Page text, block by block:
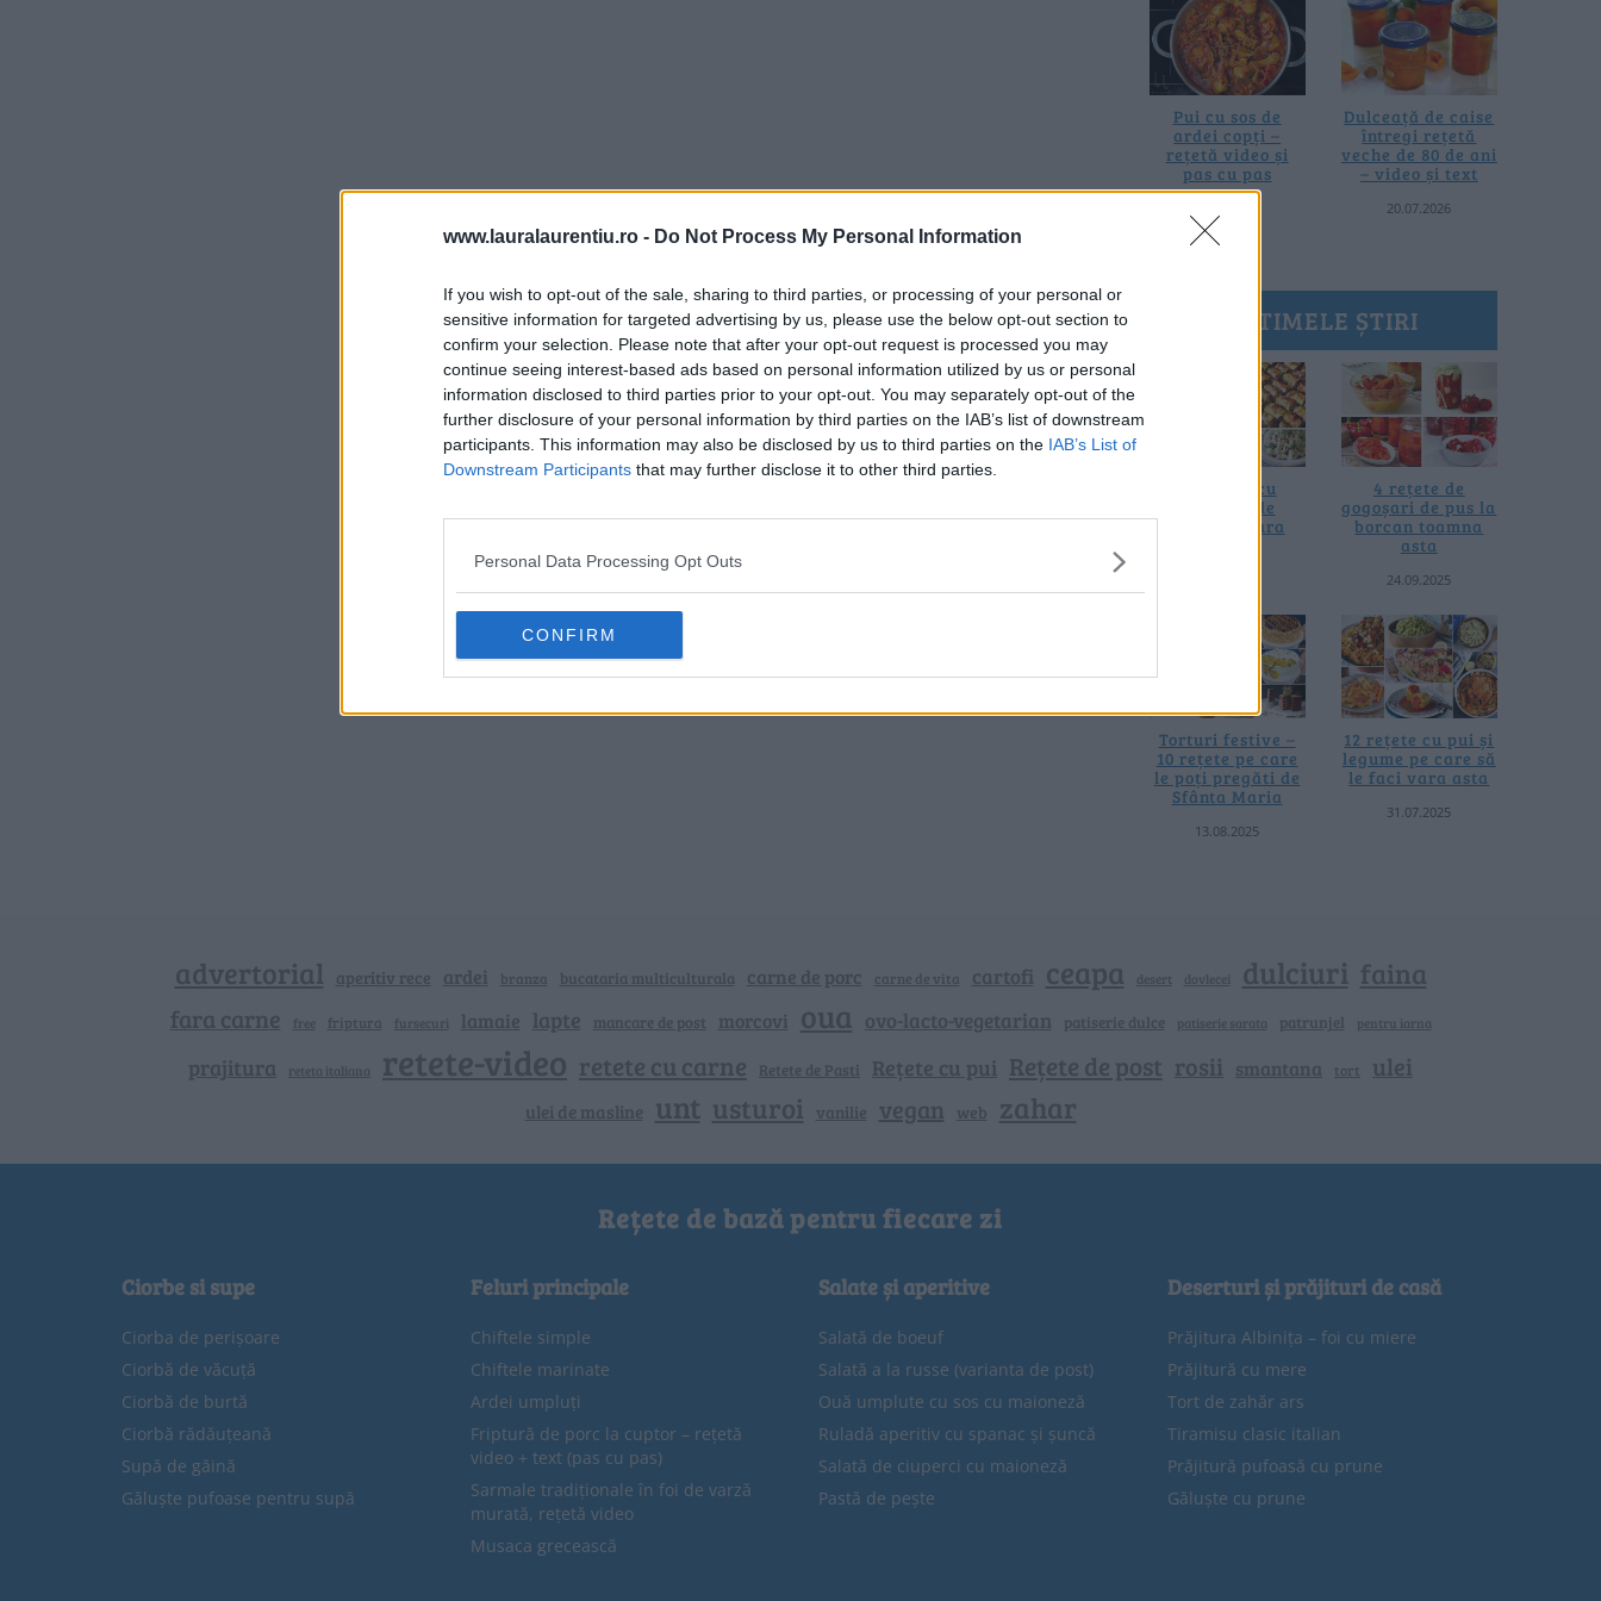
www.lauralaurentiu.ro - Do Not Process My Personal Information
If you wish to opt-out of the sale, sharing to third parties, or processing of your personal or
sensitive information for targeted advertising by us, please use the below opt-out section to
confirm your selection. Please note that after your opt-out request is processed you may
continue seeing interest-based ads based on personal information utilized by us or personal
information disclosed to third parties prior to your opt-out. You may separately opt-out of the
further disclosure of your personal information by third parties on the IAB’s list of downstream
participants. This information may also be disclosed by us to third parties on the IAB’s List of
Downstream Participants that may further disclose it to other third parties.
Personal Data Processing Opt Outs
CONFIRM
Pui cu sos de
ardei copți –
rețetă video și
pas cu pas
Dulceață de caise
întregi rețetă
veche de 80 de ani
– video și text
20.07.2026
ULTIMELE ȘTIRI
10 rețete cu
dovlecei de
pregătit vara
4 rețete de
gogoșari de pus la
borcan toamna
asta
24.09.2025
Torturi festive –
10 rețete pe care
le poți pregăti de
Sfânta Maria
13.08.2025
12 rețete cu pui și
legume pe care să
le faci vara asta
31.07.2025
advertorial aperitiv rece ardei branza bucataria multiculturala carne de porc carne de vita cartofi ceapa desert dovlecei dulciuri faina
fara carne free friptura fursecuri lamaie lapte mancare de post morcovi oua ovo-lacto-vegetarian patiserie dulce patiserie sarata patrunjel pentru iarna
prajitura reteta italiana retete-video retete cu carne Retete de Pasti Rețete cu pui Rețete de post rosii smantana tort ulei
ulei de masline unt usturoi vanilie vegan web zahar
Rețete de bază pentru fiecare zi
Ciorbe si supe
Ciorba de perișoare
Ciorbă de văcuță
Ciorbă de burtă
Ciorbă rădăuțeană
Supă de găină
Găluște pufoase pentru supă
Feluri principale
Chiftele simple
Chiftele marinate
Ardei umpluți
Friptură de porc la cuptor – rețetă
video + text (pas cu pas)
Sarmale tradiționale în foi de varză
murată, rețetă video
Musaca grecească
Salate și aperitive
Salată de boeuf
Salată a la russe (varianta de post)
Ouă umplute cu sos cu maioneză
Ruladă aperitiv cu spanac și șuncă
Salată de ciuperci cu maioneză
Pastă de pește
Deserturi și prăjituri de casă
Prăjitura Albinița – foi cu miere
Prăjitură cu mere
Tort de zahăr ars
Tiramisu clasic italian
Prăjitură pufoasă cu prune
Găluște cu prune